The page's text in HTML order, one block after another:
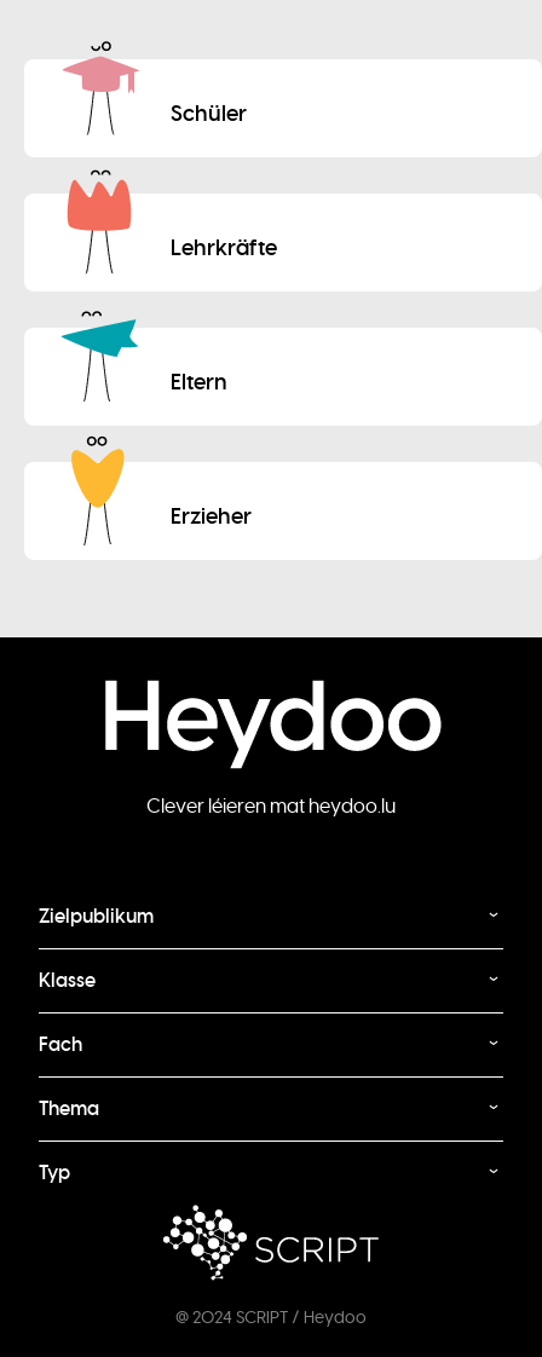
Schüler
Lehrkräfte
Eltern
Erzieher
Clever léieren mat heydoo.lu
Zielpublikum
Klasse
Fach
Thema
Typ
@ 2024 SCRIPT / Heydoo